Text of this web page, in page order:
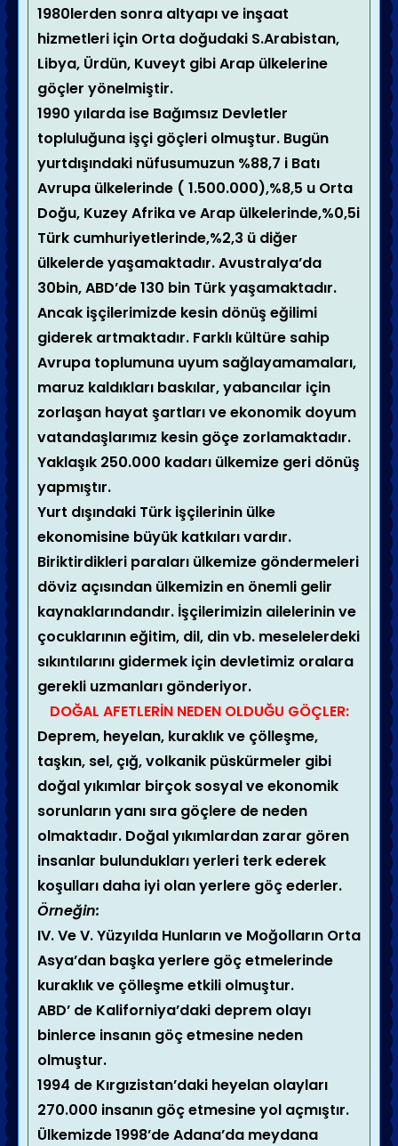
1980lerden sonra altyapı ve inşaat
hizmetleri için Orta doğudaki S.Arabistan,
Libya, Ürdün, Kuveyt gibi Arap ülkelerine
göçler yönelmiştir.
1990 yılarda ise Bağımsız Devletler
topluluğuna işçi göçleri olmuştur. Bugün
yurtdışındaki nüfusumuzun %88,7 i Batı
Avrupa ülkelerinde ( 1.500.000),%8,5 u Orta
Doğu, Kuzey Afrika ve Arap ülkelerinde,%0,5i
Türk cumhuriyetlerinde,%2,3 ü diğer
ülkelerde yaşamaktadır. Avustralya’da
30bin, ABD’de 130 bin Türk yaşamaktadır.
Ancak işçilerimizde kesin dönüş eğilimi
giderek artmaktadır. Farklı kültüre sahip
Avrupa toplumuna uyum sağlayamamaları,
maruz kaldıkları baskılar, yabancılar için
zorlaşan hayat şartları ve ekonomik doyum
vatandaşlarımız kesin göçe zorlamaktadır.
Yaklaşık 250.000 kadarı ülkemize geri dönüş
yapmıştır.
Yurt dışındaki Türk işçilerinin ülke
ekonomisine büyük katkıları vardır.
Biriktirdikleri paraları ülkemize göndermeleri
döviz açısından ülkemizin en önemli gelir
kaynaklarındandır. İşçilerimizin ailelerinin ve
çocuklarının eğitim, dil, din vb. meselelerdeki
sıkıntılarını gidermek için devletimiz oralara
gerekli uzmanları gönderiyor.
DOĞAL AFETLERİN NEDEN OLDUĞU GÖÇLER:
Deprem, heyelan, kuraklık ve çölleşme,
taşkın, sel, çığ, volkanik püskürmeler gibi
doğal yıkımlar birçok sosyal ve ekonomik
sorunların yanı sıra göçlere de neden
olmaktadır. Doğal yıkımlardan zarar gören
insanlar bulundukları yerleri terk ederek
koşulları daha iyi olan yerlere göç ederler.
Örneğin:
IV. Ve V. Yüzyılda Hunların ve Moğolların Orta
Asya’dan başka yerlere göç etmelerinde
kuraklık ve çölleşme etkili olmuştur.
ABD’ de Kaliforniya’daki deprem olayı
binlerce insanın göç etmesine neden
olmuştur.
1994 de Kırgızistan’daki heyelan olayları
270.000 insanın göç etmesine yol açmıştır.
Ülkemizde 1998’de Adana’da meydana